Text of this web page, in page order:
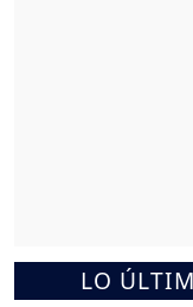
LO